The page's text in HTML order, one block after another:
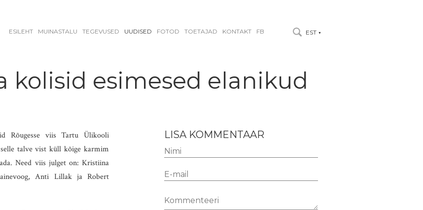
ESILEHT MUINASTALU TEGEVUSED UUDISED FOTOD TOETAJAD KONTAKT FB EST ▼
kolisid esimesed elanikud
Rõugesse viis Tartu Ülikooli
talve vist küll kõige karmim
Need viis julget on: Kristiina
Anti Lillak ja Robert
LISA KOMMENTAAR